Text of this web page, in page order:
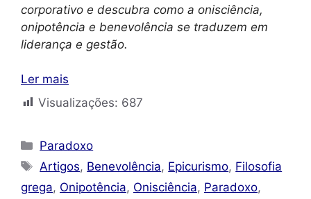
corporativo e descubra como a onisciência,
onipotência e benevolência se traduzem em
liderança e gestão.
Ler mais
Visualizações: 687
Categorias
Paradoxo
Tags
Artigos, Benevolência, Epicurismo, Filosofia
grega, Onipotência, Onisciência, Paradoxo,